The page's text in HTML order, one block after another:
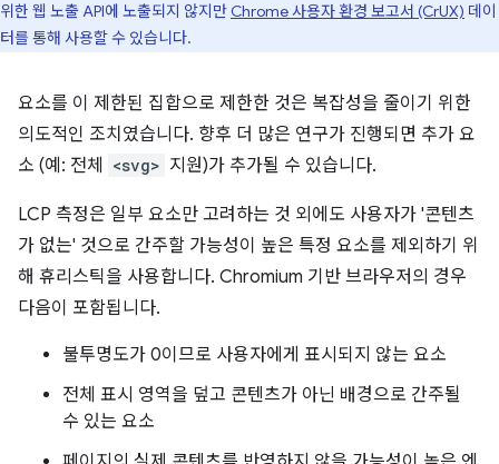
위한 웹 노출 API에 노출되지 않지만 Chrome 사용자 환경 보고서 (CrUX) 데이
터를 통해 사용할 수 있습니다.
요소를 이 제한된 집합으로 제한한 것은 복잡성을 줄이기 위한
의도적인 조치였습니다. 향후 더 많은 연구가 진행되면 추가 요
소 (예: 전체
<svg> 지원)가 추가될 수 있습니다.
LCP 측정은 일부 요소만 고려하는 것 외에도 사용자가 '콘텐츠
가 없는' 것으로 간주할 가능성이 높은 특정 요소를 제외하기 위
해 휴리스틱을 사용합니다. Chromium 기반 브라우저의 경우
다음이 포함됩니다.
불투명도가 0이므로 사용자에게 표시되지 않는 요소
전체 표시 영역을 덮고 콘텐츠가 아닌 배경으로 간주될
수 있는 요소